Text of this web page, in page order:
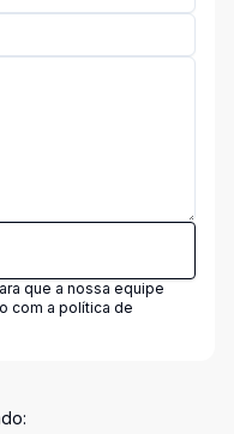
que a nossa equipe
com a política de